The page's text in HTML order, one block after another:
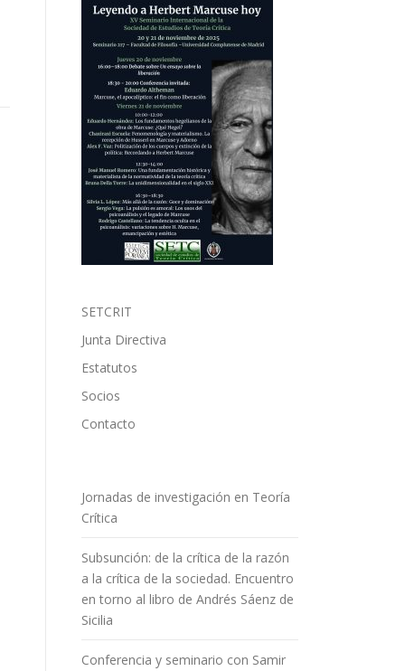
SETCRIT
Junta Directiva
Estatutos
Socios
Contacto
Jornadas de investigación en Teoría
Crítica
Subsunción: de la crítica de la razón
a la crítica de la sociedad. Encuentro
en torno al libro de Andrés Sáenz de
Sicilia
Conferencia y seminario con Samir